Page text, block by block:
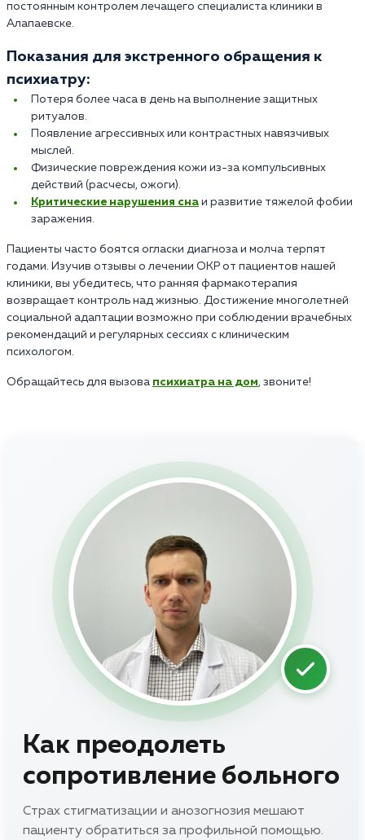
постоянным контролем лечащего специалиста клиники в
Алапаевске.
Показания для экстренного обращения к
психиатру:
Потеря более часа в день на выполнение защитных
ритуалов.
Появление агрессивных или контрастных навязчивых
мыслей.
Физические повреждения кожи из-за компульсивных
действий (расчесы, ожоги).
Критические нарушения сна и развитие тяжелой фобии
заражения.
Пациенты часто боятся огласки диагноза и молча терпят
годами. Изучив отзывы о лечении ОКР от пациентов нашей
клиники, вы убедитесь, что ранняя фармакотерапия
возвращает контроль над жизнью. Достижение многолетней
социальной адаптации возможно при соблюдении врачебных
рекомендаций и регулярных сессиях с клиническим
психологом.
Обращайтесь для вызова психиатра на дом, звоните!
Как преодолеть
сопротивление больного
Страх стигматизации и анозогнозия мешают
пациенту обратиться за профильной помощью.